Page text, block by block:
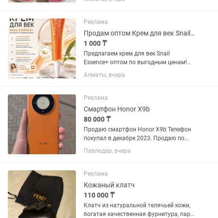
маленький Пользовались мало и в
стельке 13 см По подошве 14 см ЦВЕТ...
Реклама
Продам оптом Крем для век Snail Essence с муцином улитки
1 000 ₸
Предлагаем крем для век Snail
Essence+ оптом по выгодным ценам!
Преимущества: ✔ Интенсивно
увлажняет кожу вокруг глаз. ✔
✔ Уменьшает видимость мелких
морщин и...
Алматы, вчера
Реклама
Смартфон Honor X9b
80 000 ₸
Продаю смартфон Honor X9b Телефон
покупал в декабре 2023. Продаю по
причине того, что купил новый. У
телефона облезла кожа на задней
на стекле объективов, не...
Павлодар, вчера
Реклама
Кожаный клатч
110 000 ₸
Клатч из натуральной телячьей кожи,
богатая качественная фурнитура, пару